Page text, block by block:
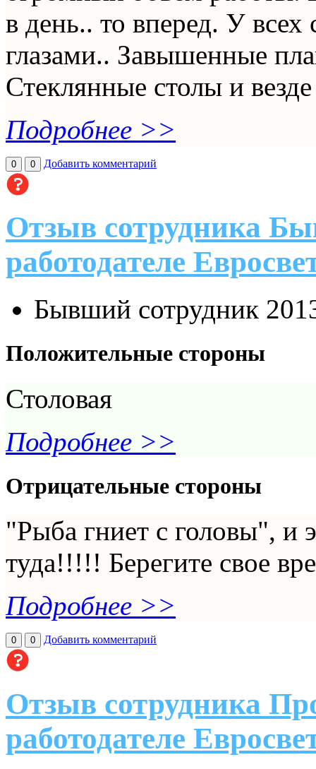
в день.. то вперед. У
глазами.. Завышенные
Стеклянные столы и
Подробнее >>
0 0 Добавить комментарий
Отзыв сотрудника
работодателе
Бывший сотрудник
Положительные стороны
Столовая
Подробнее >>
Отрицательные стороны
"Рыба гниет с головы", и
туда!!!!! Берегите свое
Подробнее >>
0 0 Добавить комментарий
Отзыв сотрудника
работодателе